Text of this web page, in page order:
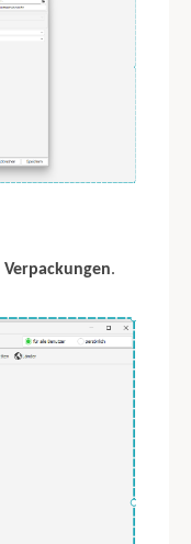
Verpackungen.